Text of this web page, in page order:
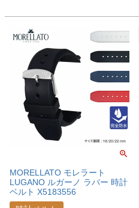
MORELLATO モレラート
LUGANO ルガーノ ラバー 時計
ベルト X5183556